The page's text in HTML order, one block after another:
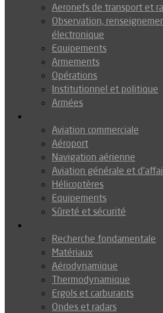
Aeronefs de transport et
Observation,
électronique
Equipements
Armements
Opérations
Institutionnel et politique
Armées
Aviation commerciale
Aéroport
Navigation aérienne
Aviation générale et
Hélicoptères
Equipements
Sûreté et sécurité
Recherche fondamentale
Matériaux
Aérodynamique
Thermodynamique
Ergols et carburants
Ondes et radars